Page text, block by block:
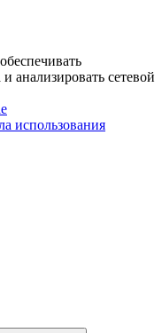
анализировать сетевой
использования